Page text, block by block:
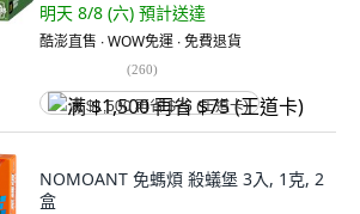
明天 8/8 (六) 預計送達
酷澎直售 ∙ WOW免運 ∙ 免費退貨
(260)
满 $1,500 再省 $75 (王道卡)
NOMOANT 免螞煩 殺蟻堡 3入, 1克, 2
盒